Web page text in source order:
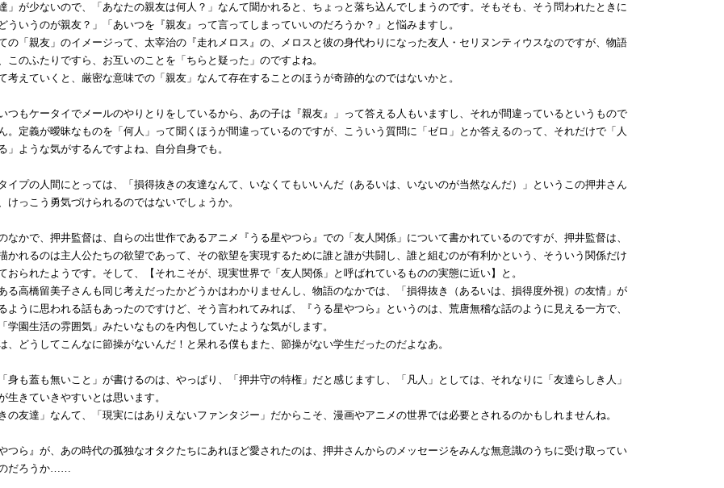
」が少ないので、「あなたの親友は何人？」なんて聞かれると、ちょっと落ち込んでしまうのです。そもそも、そう問われたときに
ういうのが親友？」「あいつを『親友』って言ってしまっていいのだろうか？」と悩みますし。
の「親友」のイメージって、太宰治の『走れメロス』の、メロスと彼の身代わりになった友人・セリヌンティウスなのですが、物語
このふたりですら、お互いのことを「ちらと疑った」のですよね。
考えていくと、厳密な意味での「親友」なんて存在することのほうが奇跡的なのではないかと。
つもケータイでメールのやりとりをしているから、あの子は『親友』」って答える人もいますし、それが間違っているというもので
。定義が曖昧なものを「何人」って聞くほうが間違っているのですが、こういう質問に「ゼロ」とか答えるのって、それだけで「人
」ような気がするんですよね、自分自身でも。
イプの人間にとっては、「損得抜きの友達なんて、いなくてもいいんだ（あるいは、いないのが当然なんだ）」というこの押井さん
けっこう勇気づけられるのではないでしょうか。
なかで、押井監督は、自らの出世作であるアニメ『うる星やつら』での「友人関係」について書かれているのですが、押井監督は、
かれるのは主人公たちの欲望であって、その欲望を実現するために誰と誰が共闘し、誰と組むのが有利かという、そういう関係だけ
おられたようです。そして、【それこそが、現実世界で「友人関係」と呼ばれているものの実態に近い】と。
る高橋留美子さんも同じ考えだったかどうかはわかりませんし、物語のなかでは、「損得抜き（あるいは、損得度外視）の友情」が
ように思われる話もあったのですけど、そう言われてみれば、『うる星やつら』というのは、荒唐無稽な話のように見える一方で、
学園生活の雰囲気」みたいなものを内包していたような気がします。
、どうしてこんなに節操がないんだ！と呆れる僕もまた、節操がない学生だったのだよなあ。
身も蓋も無いこと」が書けるのは、やっぱり、「押井守の特権」だと感じますし、「凡人」としては、それなりに「友達らしき人」
生きていきやすいとは思います。
の友達」なんて、「現実にはありえないファンタジー」だからこそ、漫画やアニメの世界では必要とされるのかもしれませんね。
つら』が、あの時代の孤独なオタクたちにあれほど愛されたのは、押井さんからのメッセージをみんな無意識のうちに受け取ってい
だろうか……